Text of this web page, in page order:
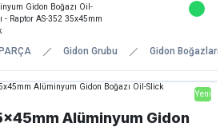
Gidon Grubu Gidon Boğazları
Yeni
Alüminyum Gidon